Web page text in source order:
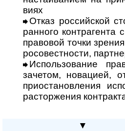
виях
Отказ российской
ран­ного
пра­во­вой точки
ро­со­вест­нос­ти,
Использование
заче­том, нова­цией,
при­оста­нов­ле­ния
рас­тор­же­ния
▼